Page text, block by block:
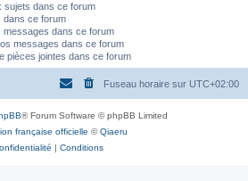
sujets dans ce forum
dans ce forum
messages dans ce forum
messages dans ce forum
pièces jointes dans ce forum
Fuseau horaire sur UTC+02:00
® Forum Software © phpBB Limited
française officielle ©Qiaeru
| Conditions